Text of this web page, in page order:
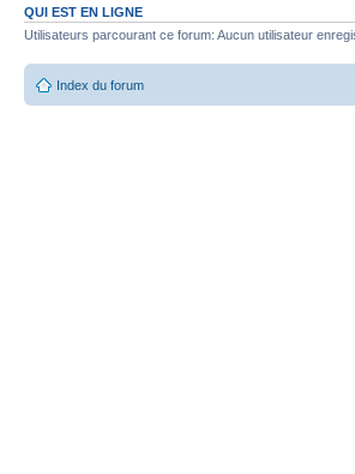
QUI EST EN LIGNE
Utilisateurs parcourant ce forum: Aucun utilisateur
Index du forum